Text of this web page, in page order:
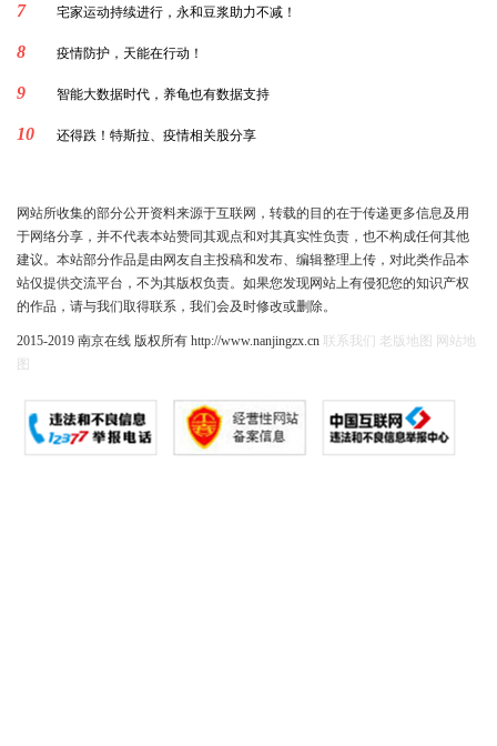
7 宅家运动持续进行，永和豆浆助力不减！
8 疫情防护，天能在行动！
9 智能大数据时代，养龟也有数据支持
10 还得跌！特斯拉、疫情相关股分享
网站所收集的部分公开资料来源于互联网，转载的目的在于传递更多信息及用
于网络分享，并不代表本站赞同其观点和对其真实性负责，也不构成任何其他
建议。本站部分作品是由网友自主投稿和发布、编辑整理上传，对此类作品本
站仅提供交流平台，不为其版权负责。如果您发现网站上有侵犯您的知识产权
的作品，请与我们取得联系，我们会及时修改或删除。
2015-2019 南京在线 版权所有 http://www.nanjingzx.cn 联系我们 老版地图
网站地
图